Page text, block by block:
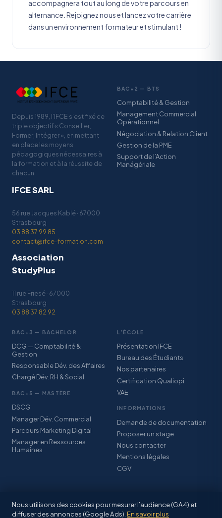
accompagnera tout au long de votre parcours en
alternance. Rejoignez nous et lancez votre carrière
dans un environnement formateur et stimulant !
Depuis 1989, l’IFCE s’est fixé ce
triple objectif « Conseiller,
Former, Intégrer », en mettant
en place les moyens
pédagogiques nécessaires à
la formation et à la réussite de
chacun.
IFCE SARL
56 rue Jacques Kablé · 67000
Strasbourg
03 88 37 99 85
contact@ifce-formation.com
Association
StudyPlus
11 rue Friesé · 67000
Strasbourg
03 88 37 82 92
BAC+2 — BTS
Comptabilité & Gestion
Management Commercial
Opérationnel
Négociation & Relation Client
Gestion de la PME
Support de l’Action
Manágériale
BAC+3 — BACHELOR
DCG — Comptabilité &
Gestion
Responsable Dév. des Affaires
Chargé Dév. RH & Social
BAC+5 — MASTÈRE
DSCG
Manager Dév. Commercial
Parcours Marketing Digital
Manager en Ressources
Humaines
L’ÉCOLE
Présentation IFCE
Bureau des Étudiants
Nos partenaires
Certification Qualiopi
VAE
INFORMATIONS
Demande de documentation
Proposer un stage
Nous contacter
Mentions légales
CGV
© IFCE SARL · Association StudyPlus · Certification Qualiopi · CFA
Nous utilisons des cookies pour mesurer l’audience (GA4) et
diffuser des annonces (Google Ads). En savoir plus